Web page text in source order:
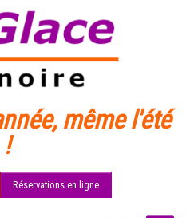
même l'été
!
Réservations en ligne